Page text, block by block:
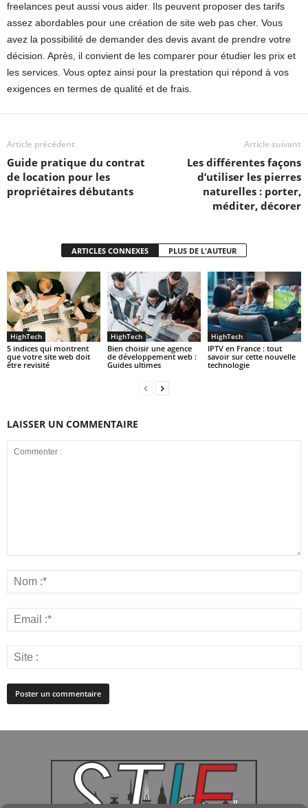
freelances peut aussi vous aider. Ils peuvent proposer des tarifs
assez abordables pour une création de site web pas cher. Vous
avez la possibilité de demander des devis avant de prendre votre
décision. Après, il convient de les comparer pour étudier les prix et
les services. Vous optez ainsi pour la prestation qui répond à vos
exigences en termes de qualité et de frais.
Article précédent
Guide pratique du contrat
de location pour les
propriétaires débutants
Article suivant
Les différentes façons
d’utiliser les pierres
naturelles : porter,
méditer, décorer
ARTICLES CONNEXES PLUS DE L'AUTEUR
HighTech
5 indices qui montrent
que votre site web doit
être revisité
HighTech
Bien choisir une agence
de développement web :
Guides ultimes
HighTech
IPTV en France : tout
savoir sur cette nouvelle
technologie
LAISSER UN COMMENTAIRE